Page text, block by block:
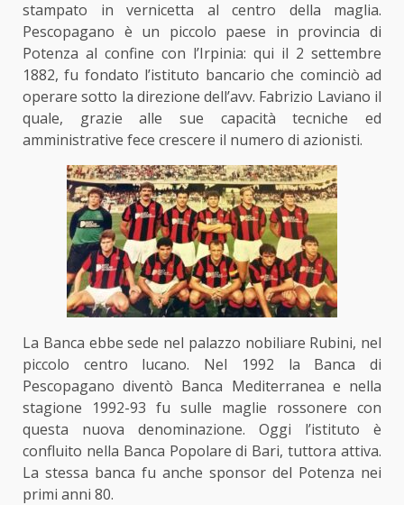
stampato in vernicetta al centro della maglia.
Pescopagano è un piccolo paese in provincia di
Potenza al confine con l’Irpinia: qui il 2 settembre
1882, fu fondato l’istituto bancario che cominciò ad
operare sotto la direzione dell’avv. Fabrizio Laviano il
quale, grazie alle sue capacità tecniche ed
amministrative fece crescere il numero di azionisti.
La Banca ebbe sede nel palazzo nobiliare Rubini, nel
piccolo centro lucano. Nel 1992 la Banca di
Pescopagano diventò Banca Mediterranea e nella
stagione 1992-93 fu sulle maglie rossonere con
questa nuova denominazione. Oggi l’istituto è
confluito nella Banca Popolare di Bari, tuttora attiva.
La stessa banca fu anche sponsor del Potenza nei
primi anni 80.